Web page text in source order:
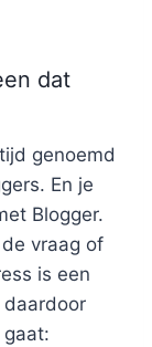
dat
genoemd
En je
Blogger.
vraag of
is een
daardoor